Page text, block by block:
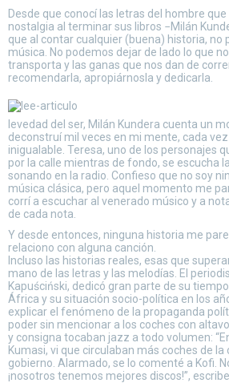
Desde que conocí las letras del hombre
nostalgia al terminar sus libros −Milán
que al contar cualquier (buena) historia, no
música. No podemos dejar de lado lo que
transporta y las ganas que nos dan de
recomendarla, apropiárnosla y dedicarla.
levedad del ser, Milán Kundera cuenta un
deconstruí mil veces en mi mente, cada
inigualable. Teresa, uno de los personajes
por la calle mientras de fondo, se escucha
sonando en la radio. Confieso que no soy
música clásica, pero aquel momento me
corrí a escuchar al venerado músico y a
de cada nota.
Y desde entonces, ninguna historia me
relaciono con alguna canción.
Incluso las historias reales, esas que
mano de las letras y las melodías. El
Kapuściński, dedicó gran parte de su
África y su situación socio-política en los
explicar el fenómeno de la propaganda
poder sin mencionar a los coches con
y consigna tocaban jazz a todo volumen:
Kumasi, vi que circulaban más coches de la
gobierno. Alarmado, se lo comenté a Kofi.
¡nosotros tenemos mejores discos!”,